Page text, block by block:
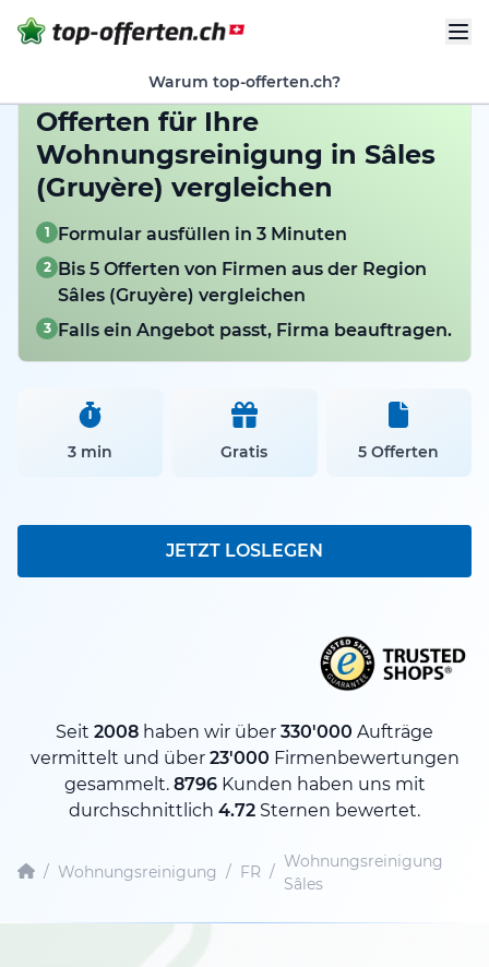
Warum top-offerten.ch?
Offerten für Ihre
Wohnungsreinigung in Sâles
(Gruyère) vergleichen
1 Formular ausfüllen in 3 Minuten
2 Bis 5 Offerten von Firmen aus der Region
Sâles (Gruyère) vergleichen
3 Falls ein Angebot passt, Firma beauftragen.
3 min Gratis 5 Offerten
JETZT LOSLEGEN
Seit 2008 haben wir über 330'000 Aufträge
vermittelt und über 23'000 Firmenbewertungen
gesammelt. 8796Kunden haben uns mit
durchschnittlich 4.72 Sternen bewertet.
/ Wohnungsreinigung / FR /
Wohnungsreinigung
Sâles